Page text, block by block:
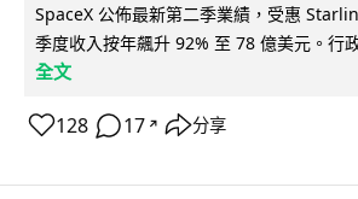
SpaceX 公佈最新第二季業績，受惠
季度收入按年飆升 92% 至 78 億美元。行
全文
128 17 ↗ 分享